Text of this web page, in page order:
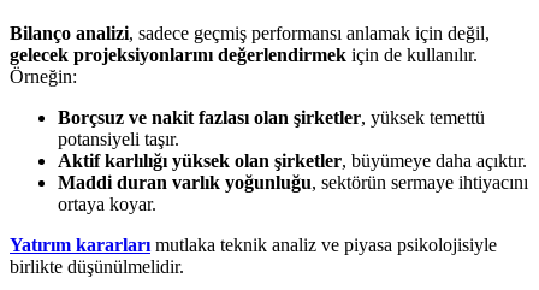
Bilanço analizi, sadece geçmiş performansı anlamak için değil,
gelecek projeksiyonlarını değerlendirmek için de kullanılır.
Örneğin:
Borçsuz ve nakit fazlası olan şirketler, yüksek temettü
potansiyeli taşır.
Aktif karlılığı yüksek olan şirketler, büyümeye daha açıktır.
Maddi duran varlık yoğunluğu, sektörün sermaye ihtiyacını
ortaya koyar.
Yatırım kararları mutlaka teknik analiz ve piyasa psikolojisiyle
birlikte düşünülmelidir.